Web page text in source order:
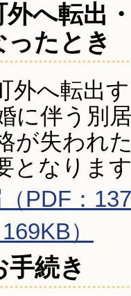
外へ転出
たとき
へ転出
に伴う別
が失われ
となりま
PDF：
）
続き